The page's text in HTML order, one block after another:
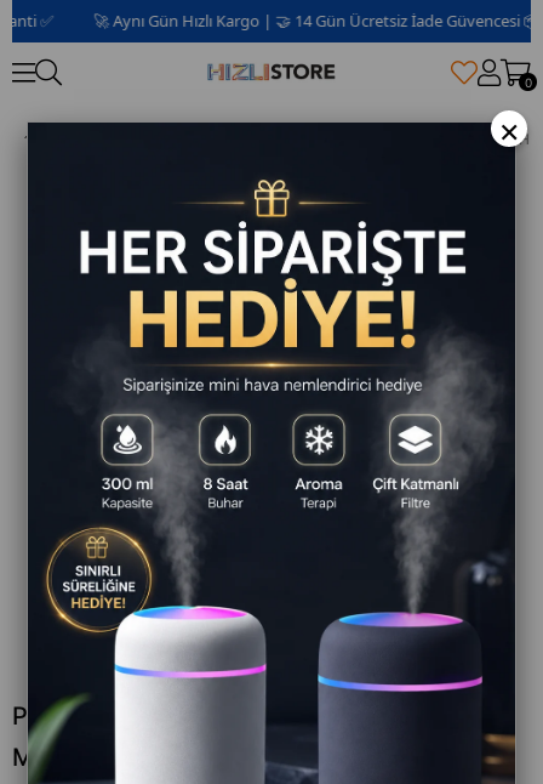
✅ 🚀 Aynı Gün Hızlı Kargo | 🤝 14 Gün Ücretsiz İade Güvencesi 📦 | 2
0
PHİLİPS HD7301 CAM DEMLİKLİ ÇAY MAKİNESİ - SİYAH
PHİLİPS HD7301 CAM DEMLİKLİ ÇAY
MAKİNESİ - SİYAH
×